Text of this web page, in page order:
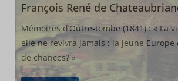
François René de
Mémoires d’Outre-tombe (1841) : « La
elle ne revivra jamais : la jeune
de chances? »